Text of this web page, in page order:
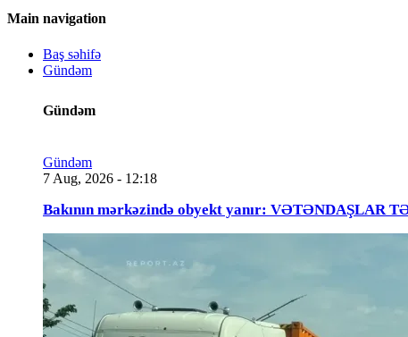
Main navigation
Baş səhifə
Gündəm
Gündəm
Gündəm
7 Aug, 2026 - 12:18
Bakının mərkəzində obyekt yanır: